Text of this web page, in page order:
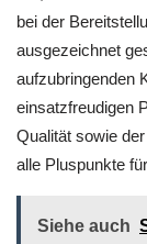
bei der
ausgezeichnet
aufzubringenden
einsatzfreudigen
Qualität sowie
alle Pluspunkte
Siehe auch